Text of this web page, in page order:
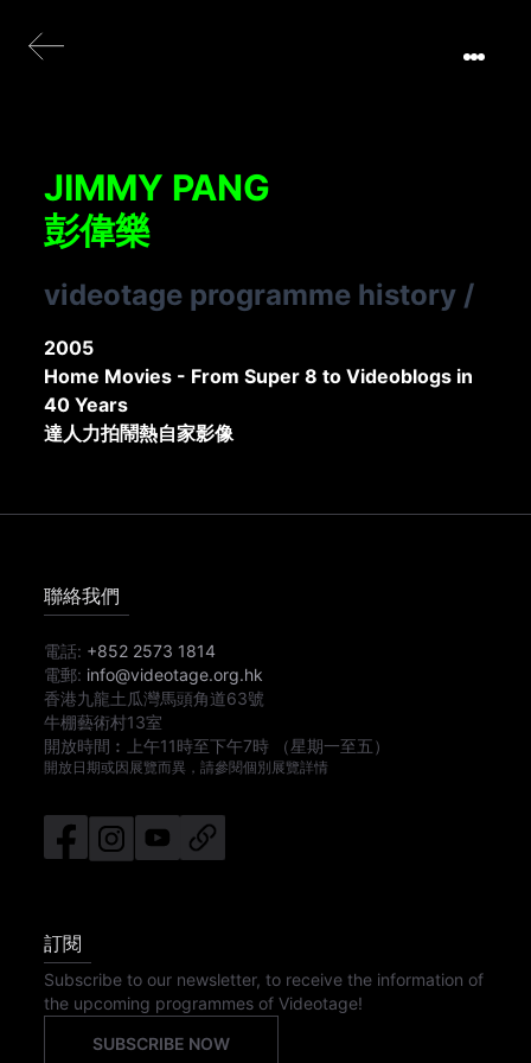
JIMMY PANG
彭偉樂
videotage programme history /
2005
Home Movies - From Super 8 to Videoblogs in
40 Years
達人力拍鬧熱自家影像
聯絡我們
電話: +852 2573 1814
電郵: info@videotage.org.hk
香港九龍土瓜灣馬頭角道63號
牛棚藝術村13室
開放時間︰
上午11時至下午7時 （星期一至五）
開放日期或因展覽而異，請參閱個別展覽詳情
訂閱
Subscribe to our newsletter, to receive the information of
the upcoming programmes of Videotage!
SUBSCRIBE NOW